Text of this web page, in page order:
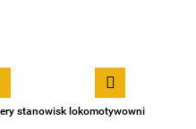
stanowisk lokomotywowni